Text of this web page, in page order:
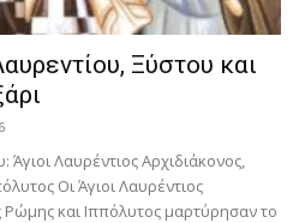
Ξύστου και
Λαυρέντιος Αρχιδιάκονος,
Οι Άγιοι Λαυρέντιος
και Ιππόλυτος μαρτύρησαν το